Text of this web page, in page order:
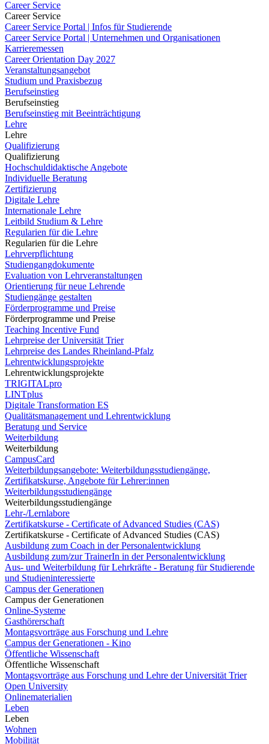
Career Service
Career Service
Career Service Portal | Infos für Studierende
Career Service Portal | Unternehmen und Organisationen
Karrieremessen
Career Orientation Day 2027
Veranstaltungsangebot
Studium und Praxisbezug
Berufseinstieg
Berufseinstieg
Berufseinstieg mit Beeinträchtigung
Lehre
Lehre
Qualifizierung
Qualifizierung
Hochschuldidaktische Angebote
Individuelle Beratung
Zertifizierung
Digitale Lehre
Internationale Lehre
Leitbild Studium & Lehre
Regularien für die Lehre
Regularien für die Lehre
Lehrverpflichtung
Studiengangdokumente
Evaluation von Lehrveranstaltungen
Orientierung für neue Lehrende
Studiengänge gestalten
Förderprogramme und Preise
Förderprogramme und Preise
Teaching Incentive Fund
Lehrpreise der Universität Trier
Lehrpreise des Landes Rheinland-Pfalz
Lehrentwicklungsprojekte
Lehrentwicklungsprojekte
TRIGITALpro
LINTplus
Digitale Transformation ES
Qualitätsmanagement und Lehrentwicklung
Beratung und Service
Weiterbildung
Weiterbildung
CampusCard
Weiterbildungsangebote: Weiterbildungsstudiengänge,
Zertifikatskurse, Angebote für Lehrer:innen
Weiterbildungsstudiengänge
Weiterbildungsstudiengänge
Lehr-/Lernlabore
Zertifikatskurse - Certificate of Advanced Studies (CAS)
Zertifikatskurse - Certificate of Advanced Studies (CAS)
Ausbildung zum Coach in der Personalentwicklung
Ausbildung zum/zur TrainerIn in der Personalentwicklung
Aus- und Weiterbildung für Lehrkräfte - Beratung für Studierende
und Studieninteressierte
Campus der Generationen
Campus der Generationen
Online-Systeme
Gasthörerschaft
Montagsvorträge aus Forschung und Lehre
Campus der Generationen - Kino
Öffentliche Wissenschaft
Öffentliche Wissenschaft
Montagsvorträge aus Forschung und Lehre der Universität Trier
Open University
Onlinematerialien
Leben
Leben
Wohnen
Mobilität